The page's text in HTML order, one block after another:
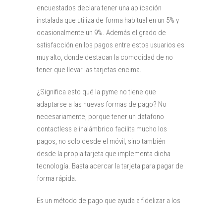
encuestados declara tener una aplicación
instalada que utiliza de forma habitual en un 5% y
ocasionalmente un 9%. Además el grado de
satisfacción en los pagos entre estos usuarios es
muy alto, donde destacan la comodidad de no
tener que llevar las tarjetas encima.
¿Significa esto qué la pyme no tiene que
adaptarse a las nuevas formas de pago? No
necesariamente, porque tener un datafono
contactless e inalámbrico facilita mucho los
pagos, no solo desde el móvil, sino también
desde la propia tarjeta que implementa dicha
tecnología. Basta acercar la tarjeta para pagar de
forma rápida.
Es un método de pago que ayuda a fidelizar a los